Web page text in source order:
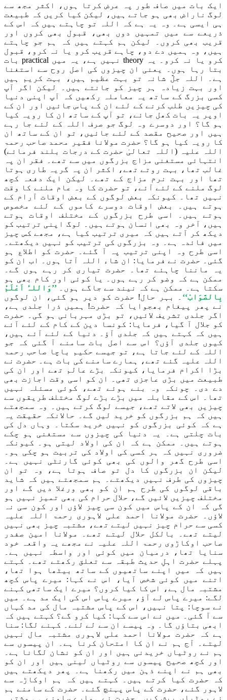
ایک بات میں صاف طور پہ عرض کرتا ہوں، اکثر مجھ سے
لوگ ناراض بھی ہو جاتے ہیں، لیکن کیا کریں کہ طبیعت
ہی ایسی ہے۔ وہ یہ ہے کہ اللہ تو چاہتے ہیں کہ اس کے
ذریعے سے میں تمہیں دوں بھی، قبول بھی کروں اور
قریب بھی کروں۔ لیکن ہم کہتے ہیں کہ ہم جو چاہتے
ہیں، وہ ہمیں دے دو، چاہے قریب کرو یا نہ کرو، قبول
کرو یا نہ کرو۔ یہ theory نہیں ہے، یہ میں practical بات
بتا رہا ہوں۔ یعنی ان چیزوں کی اصل روح سے استغنا
ہے۔ اللہ جلَّ شانہ تو بہت عظیم ہیں، بہت کریم ہیں
اور بہت زیادہ ہر چیز کو جانتے ہیں۔ لیکن اگر آپ
کسی بزرگ کے ساتھ یہ معاملہ رکھیں کہ آپ اپنی دنیا
کی چیزیں طلب کرنے کے لئے ان کے پاس جائیں اور ان کے
اوپر یہ بات کھل جائے، تو آپ کے ساتھ ان کا رویہ کیا
ہو گا؟ اور دوسرے وہ لوگ جو صرف اللہ کے لئے جا رہے
ہیں اور صحیح مقصد کے لئے جائیں، تو ان کے ساتھ ان
کا رویہ کیا ہو گا؟ حضرت مولانا فقیر محمد صاحب رحمۃ
اللہ علیہ (اللہ تعالیٰ حضرت کے درجات بلند فرمائے)
انتہائی مستغنی مزاج بزرگوں میں سے تھے۔ فقر ان پہ
غالب تھا، بہت روتے تھے، اکثر ان پہ گریہ طاری ہوتا
تھا اور بہت نرم مزاج کے تھے۔ لیکن ایک دفعہ کچھ
لوگ ملنے کے لئے آئے، تو حضرت کا وہ عام ملنے کا وقت
نہیں تھا۔ کیونکہ بعض لوگوں کے بعض اوقات آرام کے
ہوتے ہیں۔ بعض اوقات دوسرے کاموں کے لئے مخصوص
ہوتے ہیں۔ اسی طرح بزرگوں کے مختلف اوقات ہوتے
ہیں، آخر وہ بھی انسان ہوتے ہیں۔ لوگ اپنی ترتیب کو
دیکھ کر آتے ہیں کہ میری ترتیب کیا ہے، مجھے کس چیز
میں فائدہ ہے۔ وہ بزرگوں کی ترتیب کو نہیں دیکھتے۔
اسی طرح وہ اپنی ترتیب پہ آ گئے۔ حضرت کو اطلاع ہو
گئی۔ حضرت نے فرمایا: ان شاء اللہ آتا ہوں۔ اب ان کو
یہ ماننا چاہئے تھا۔ حضرت تیاری کر رہے ہوں گے۔
ممکن ہے کہ وضو کر رہے ہوں۔ یا کوئی اور کام بھی ہو
سکتا ہے۔ ممکن ہے کہ نیند سے جاگے ہوں۔ ’’وَاللہُ اَعْلَمُ
بِالصَّوَابْ‘‘ ۔ بہر حال! حضرت کو دیر ہو گئی، ان لوگوں
نے پھر پیغام بھجوایا کہ حضرت! ہمیں ذرا جلدی ہے،
اگر جلدی تشریف لائیں، تو بڑی مہربانی ہو گی۔ حضرت
کو جلال آ گیا، فرمایا: کونسا دین کے کام کے لئے آئے
ہیں کہ کہتے ہیں کہ جلدی آؤ۔ دنیا کے لئے آئے ہیں،
کیوں جلدی آؤں؟ اس سے اصل بات سامنے آ گئی کہ جو
اللہ کے لئے جاتا ہے، تو جیسے حکیم باچا صاحب رحمۃ
اللہ علیہ گئے تھے، ہمارے سامنے کی بات ہے۔ حضرت نے
بڑا اکرام فرمایا، کیونکہ بڑے عالم تھے اور ان کی
طبیعت میں بڑی عاجزی تھی۔ ان کو اسی وقت اجازت بھی
دے دی۔ چونکہ وہ بنے ہوئے تھے، کوئی مسئلہ نہیں
تھا۔ اس کے مقابلہ میں بڑے بڑے لوگ مختلف طریقوں سے
چیزیں بھی لاتے تھے، جیسے لوگ کرتے ہیں۔ وہ سمجھتے
ہیں کہ ہم بزرگوں کو خرید لیں گے۔ حالانکہ حقیقت یہ
ہے کہ کوئی بزرگوں کو نہیں خرید سکتا۔ وہاں دل کی
بات چلتی ہے۔ یہ دنیا کی چیزوں سے مستغنی ہو چکے
ہوتے ہیں۔ ممکن ہے کہ ان کی اولاد لیتی ہو۔ کیونکہ
ضروری نہیں کہ ہر کسی کی اولاد کی تربیت ہو چکی ہو۔
اسی طرح گھر والوں کی بھی کوئی گارنٹی نہیں ہے۔
لیکن ان بزرگوں کا دل تو صاف ہوتا ہے، وہ تو ان
چیزوں کی طرف نہیں دیکھتے۔ ہم سمجھتے ہیں کہ شاید
باقی لوگوں کی طرح ہم ان کو بھی ورغلا دیں گے اور
مختلف چیزیں لائیں گے، حلال حرام کی بھی تمیز نہیں ہو
گی کہ ان کے پاس میں کون سی چیز لاؤں اور کون سی نہ
لاؤں۔ حضرت مولانا احمد علی لاہوری رحمۃ اللہ علیہ
کسی سے حرام چیز نہیں لیتے تھے، مشتبہ چیز بھی نہیں
لیتے تھے۔ بالکل حلال لیتے تھے۔ مولانا امین صفدر
صاحب اوکاڑوی رحمۃ اللہ علیہ نے مجھے یہ واقعہ خود
سنایا تھا، درمیان میں کوئی اور واسطہ نہیں ہے۔
پہلے حضرت اہلِ حدیث طبقہ سے تعلق رکھتے تھے۔ کہتے
ہیں کہ میں اپنے ساتھیوں کے ساتھ بیٹھا ہوا تھا،
اتنے میں کوئی شخص آیا، اس نے کہا: میرے پاس کچھ
مشتبہ مال ہے، اس کا کیا کروں؟ میرے ایک ساتھی کہنے
لگے: میرے پاس لے آؤ، میرے پاس اس کی ایک مد ہے۔ میں
نے سوچا: پتا نہیں، اس کے پاس مشتبہ مال کی مد کہاں
سے آ گئی۔ میں نے اس سے کہا: کیا کرو گے؟ کہتے ہیں کہ
ابھی بتاؤں گا۔ وہ پیسے ان سے لے لئے۔ کہنے لگا: سنا
ہے کہ حضرت مولانا احمد علی لاہوری مشتبہ مال نہیں
لیتے۔ آج ہم نے ان کا امتحان کرنا ہے۔ ان پیسوں سے
ہم نے روٹیاں خریدنی ہیں اور ان کو نشان لگانا ہے۔
اور کچھ صحیح پیسوں سے روٹیاں لینی ہیں اور ان کو
بھی ہم نے اپنے ذہن میں رکھنا ہے۔ پھر دیکھتے ہیں
کہ حضرت کیا کرتے ہیں۔ کہتے ہیں کہ ہم اوکاڑہ سے
لاہور گئے، حضرت کے پاس پہنچ گئے۔ حضرت کے سامنے ہم
نے روٹیاں پیش کیں۔ حضرت نے ہمارے سامنے ہی مشتبہ